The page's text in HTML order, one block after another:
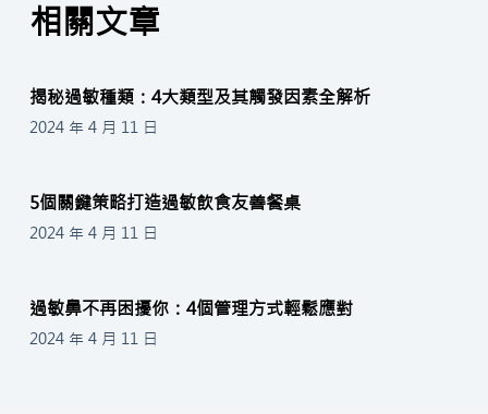
相關文章
揭秘過敏種類：4大類型及其觸發因素全解析
2024 年 4 月 11 日
5個關鍵策略打造過敏飲食友善餐桌
2024 年 4 月 11 日
過敏鼻不再困擾你：4個管理方式輕鬆應對
2024 年 4 月 11 日